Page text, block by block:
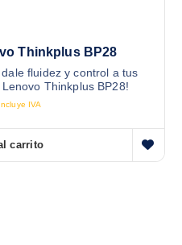
Thinkplus BP28
fluidez y control a tus
Thinkplus BP28!
Incluye IVA
carrito